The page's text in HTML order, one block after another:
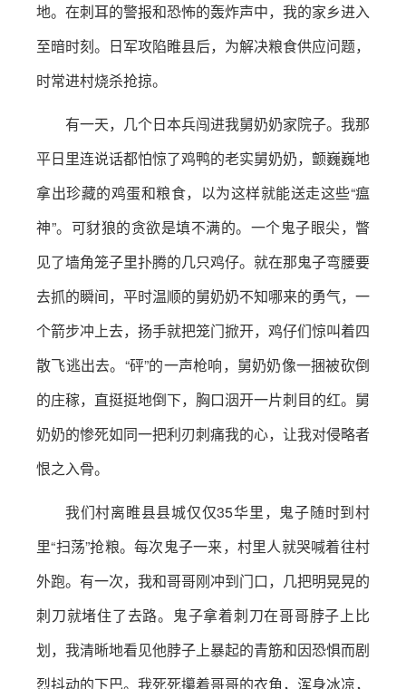
地。在刺耳的警报和恐怖的轰炸声中，我的家乡进入
至暗时刻。日军攻陷睢县后，为解决粮食供应问题，
时常进村烧杀抢掠。
有一天，几个日本兵闯进我舅奶奶家院子。我那
平日里连说话都怕惊了鸡鸭的老实舅奶奶，颤巍巍地
拿出珍藏的鸡蛋和粮食，以为这样就能送走这些“瘟
神”。可豺狼的贪欲是填不满的。一个鬼子眼尖，瞥
见了墙角笼子里扑腾的几只鸡仔。就在那鬼子弯腰要
去抓的瞬间，平时温顺的舅奶奶不知哪来的勇气，一
个箭步冲上去，扬手就把笼门掀开，鸡仔们惊叫着四
散飞逃出去。“砰”的一声枪响，舅奶奶像一捆被砍倒
的庄稼，直挺挺地倒下，胸口洇开一片刺目的红。舅
奶奶的惨死如同一把利刃刺痛我的心，让我对侵略者
恨之入骨。
我们村离睢县县城仅仅35华里，鬼子随时到村
里“扫荡”抢粮。每次鬼子一来，村里人就哭喊着往村
外跑。有一次，我和哥哥刚冲到门口，几把明晃晃的
刺刀就堵住了去路。鬼子拿着刺刀在哥哥脖子上比
划，我清晰地看见他脖子上暴起的青筋和因恐惧而剧
烈抖动的下巴。我死死攥着哥哥的衣角，浑身冰凉，